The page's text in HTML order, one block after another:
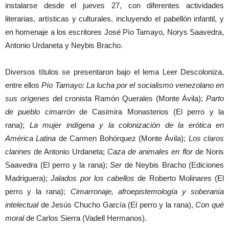
instalarse desde el jueves 27, con diferentes actividades
literarias, artísticas y culturales, incluyendo el pabellón infantil, y
en homenaje a los escritores José Pío Tamayo, Norys Saavedra,
Antonio Urdaneta y Neybis Bracho.
Diversos títulos se presentaron bajo el lema Leer Descoloniza,
entre ellosPío Tamayo: La lucha por el socialismo venezolano en
sus orígenes del cronista Ramón Querales (Monte Ávila); Parto
de pueblo cimarrón de Casimira Monasterios (El perro y la
rana); La mujer indígena y la colonización de la erótica en
América Latina de Carmen Bohórquez (Monte Ávila); Los claros
clarines de Antonio Urdaneta; Caza de animales en florde Noris
Saavedra (El perro y la rana); Serde Neybis Bracho (Ediciones
Madriguera);Jalados por los cabellos de Roberto Molinares (El
perro y la rana); Cimarronaje, afroepistemología y soberanía
intelectualde Jesús Chucho García (El perro y la rana),Con qué
moralde Carlos Sierra (Vadell Hermanos).